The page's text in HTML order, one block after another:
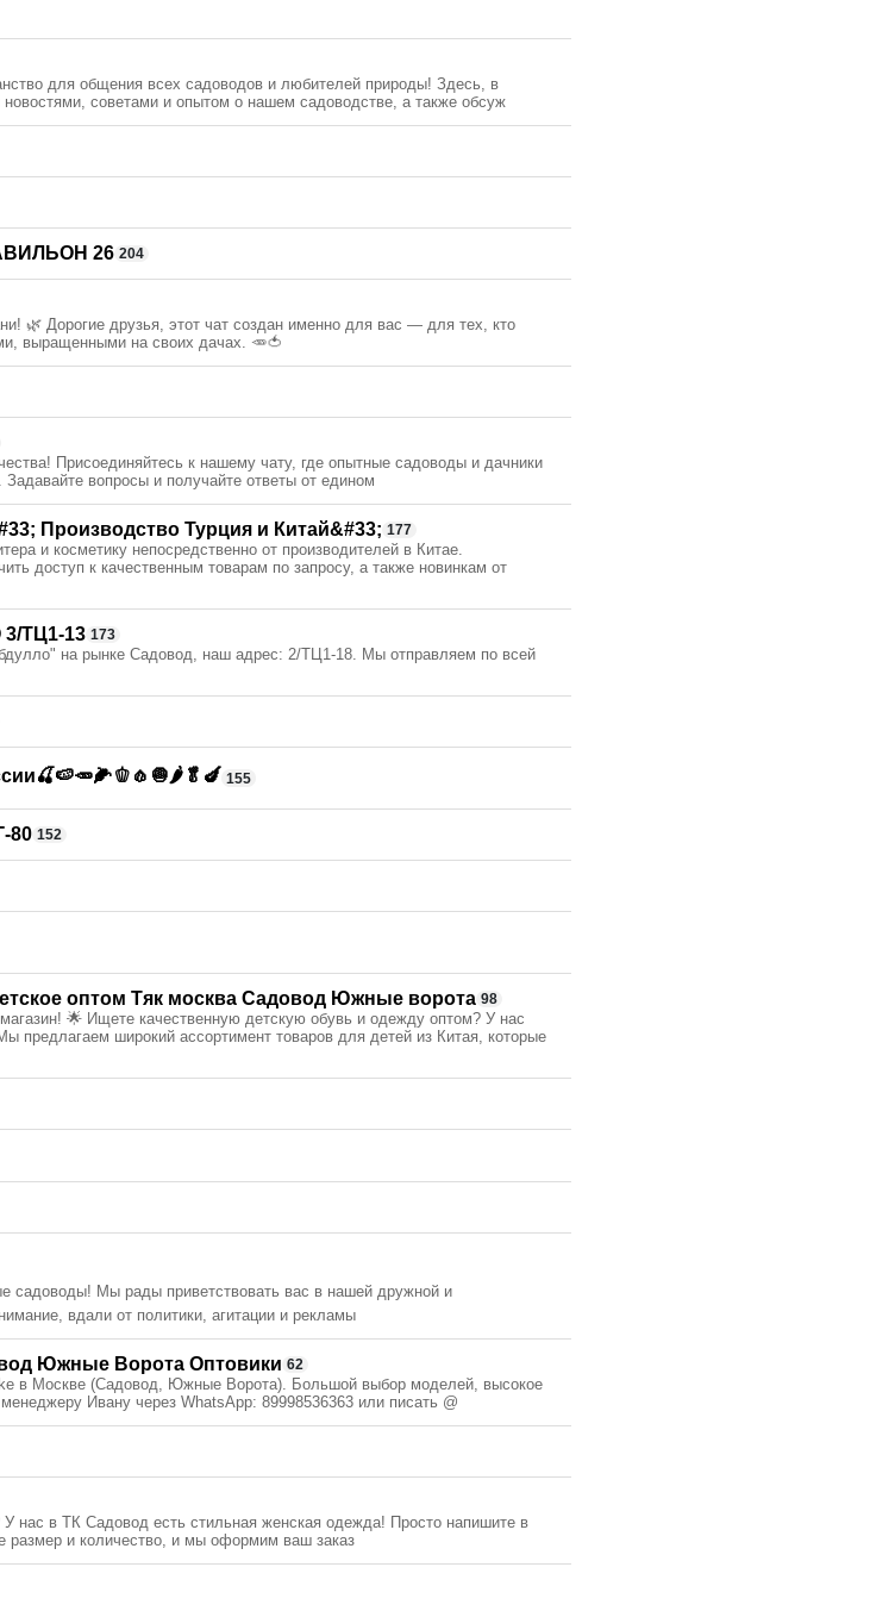
для общения всех садоводов и любителей природы! Здесь, в
советами и опытом о нашем садоводстве, а также обсуж
26 204
🌿 Дорогие друзья, этот чат создан именно для вас — для тех, кто
выращенными на своих дачах. 🥕🍅
Присоединяйтесь к нашему чату, где опытные садоводы и дачники
вопросы и получайте ответы от едином
Производство Турция и Китай&#33; 177
и косметику непосредственно от производителей в Китае.
доступ к качественным товарам по запросу, а также новинкам от
ТЦ1-13 173
на рынке Садовод, наш адрес: 2/ТЦ1-18. Мы отправляем по всей
155
80 152
оптом Тяк москва Садовод Южные ворота 98
🌟 Ищете качественную детскую обувь и одежду оптом? У нас
широкий ассортимент товаров для детей из Китая, которые
Мы рады приветствовать вас в нашей дружной и
вдали от политики, агитации и рекламы
Южные Ворота Оптовики 62
в Москве (Садовод, Южные Ворота). Большой выбор моделей, высокое
Ивану через WhatsApp: 89998536363 или писать @
У нас в ТК Садовод есть стильная женская одежда! Просто напишите в
размер и количество, и мы оформим ваш заказ